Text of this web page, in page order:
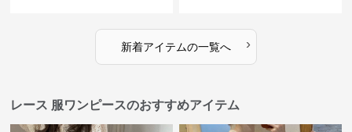
新着アイテムの一覧へ ›
レース 服ワンピースのおすすめアイテム